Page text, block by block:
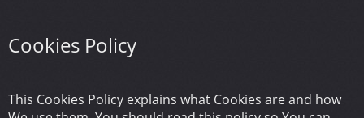
Cookies Policy
This Cookies Policy explains what Cookies are and how